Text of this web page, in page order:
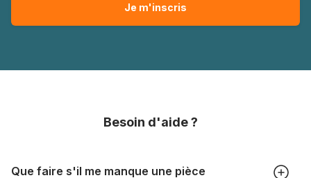
Besoin d'aide ?
Que faire s'il me manque une pièce